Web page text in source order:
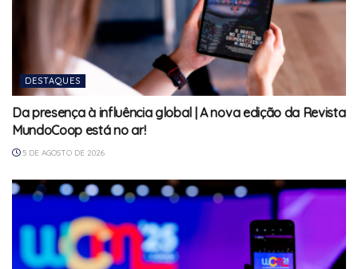
DESTAQUES
Da presença à influência global | A nova edição da Revista
MundoCoop está no ar!
5 DE AGOSTO DE 2026